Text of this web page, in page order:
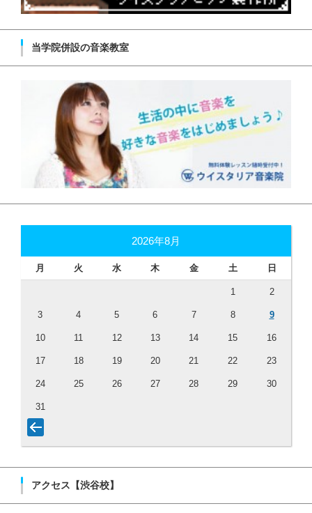
当学院併設の音楽教室
2026年8月
月 火 水 木 金 土 日
1 2
3 4 5 6 7 8 9
10 11 12 13 14 15 16
17 18 19 20 21 22 23
24 25 26 27 28 29 30
31
アクセス【渋谷校】